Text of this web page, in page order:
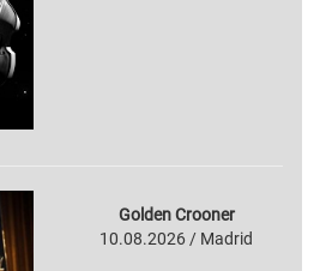
Golden Crooner
10.08.2026 / Madrid